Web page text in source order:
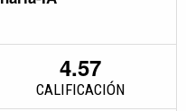
4.57
CALIFICACIÓN